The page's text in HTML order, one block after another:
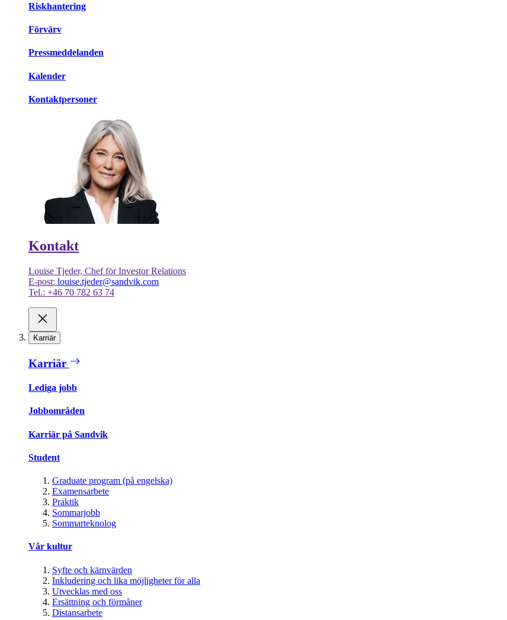
Riskhantering
Förvärv
Pressmeddelanden
Kalender
Kontaktpersoner
Kontakt
Louise Tjeder, Chef för Investor Relations
E-post: louise.tjeder@sandvik.com
Tel.: +46 70 782 63 74
Karriär
Karriär
Lediga jobb
Jobbområden
Karriär på Sandvik
Student
Graduate program (på engelska)
Examensarbete
Praktik
Sommarjobb
Sommarteknolog
Vår kultur
Syfte och kärnvärden
Inkludering och lika möjligheter för alla
Utvecklas med oss
Ersättning och förmåner
Distansarbete